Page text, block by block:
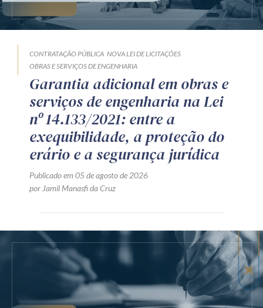
CONTRATAÇÃO PÚBLICA NOVA LEI DE LICITAÇÕES
OBRAS E SERVIÇOS DE ENGENHARIA
Garantia adicional em obras e
serviços de engenharia na Lei
nº 14.133/2021: entre a
exequibilidade, a proteção do
erário e a segurança jurídica
Publicado em 05 de agosto de 2026
por Jamil Manasfi da Cruz